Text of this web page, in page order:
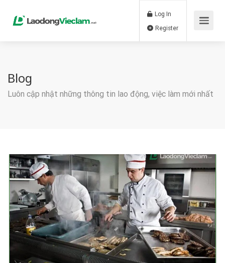
Log In
Blog
Luôn cập nhật những thông tin lao động, việc làm mới nhất